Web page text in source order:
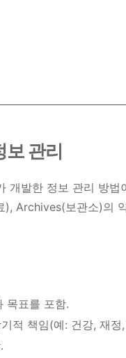
보 관리
개발한 정보 관리 방법
Archives(보관소)의
목표를 포함.
적 책임(예: 건강, 재정